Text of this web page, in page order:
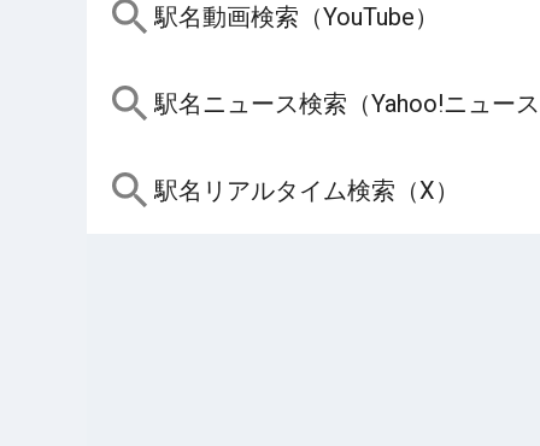
駅名動画検索（YouTube）
駅名ニュース検索（Yahoo!ニュー
駅名リアルタイム検索（X）